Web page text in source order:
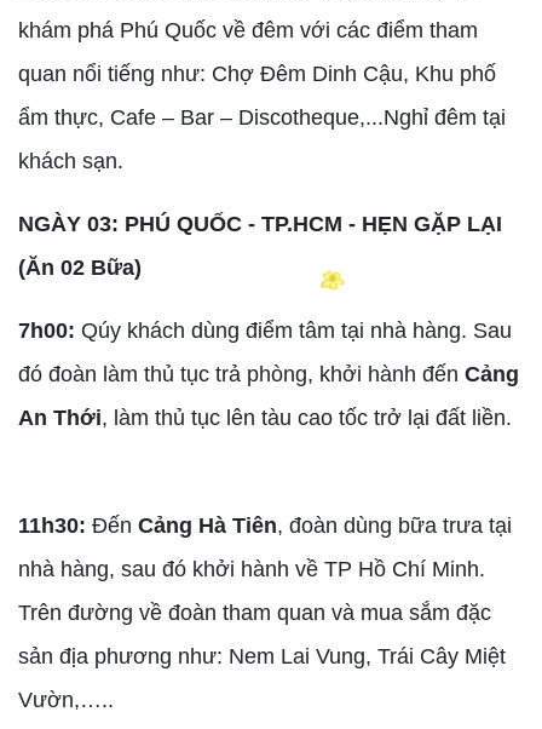
khám phá Phú Quốc về đêm với các điểm tham
quan nổi tiếng như: Chợ Đêm Dinh Cậu, Khu phố
ẩm thực, Cafe – Bar – Discotheque,...Nghỉ đêm tại
khách sạn.
NGÀY 03: PHÚ QUỐC - TP.HCM - HẸN GẶP LẠI
(Ăn 02 Bữa)
7h00: Qúy khách dùng điểm tâm tại nhà hàng. Sau
đó đoàn làm thủ tục trả phòng, khởi hành đến Cảng
An Thới, làm thủ tục lên tàu cao tốc trở lại đất liền.
11h30: Đến Cảng Hà Tiên, đoàn dùng bữa trưa tại
nhà hàng, sau đó khởi hành về TP Hồ Chí Minh.
Trên đường về đoàn tham quan và mua sắm đặc
sản địa phương như: Nem Lai Vung, Trái Cây Miệt
Vườn,…..